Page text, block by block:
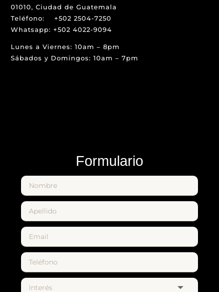
01010, Ciudad de Guatemala
Teléfono: +502 2504-7250
Whatsapp: +502 4022-9094
Lunes a Viernes: 10am – 8pm
Sábados y Domingos: 10am – 7pm
Formulario